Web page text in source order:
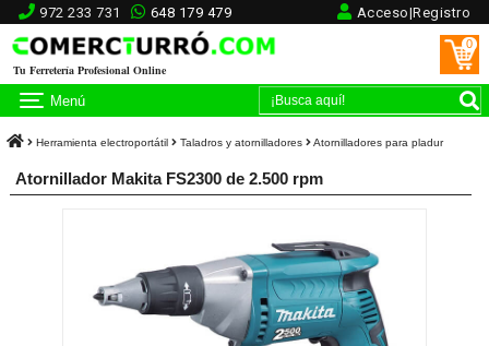
972 233 731 648 179 479 Acceso|Registro
Tu Ferretería Profesional Online
0
Menú
Herramienta electroportátil Taladros y atornilladores Atornilladores para pladur
Atornillador Makita FS2300 de 2.500 rpm